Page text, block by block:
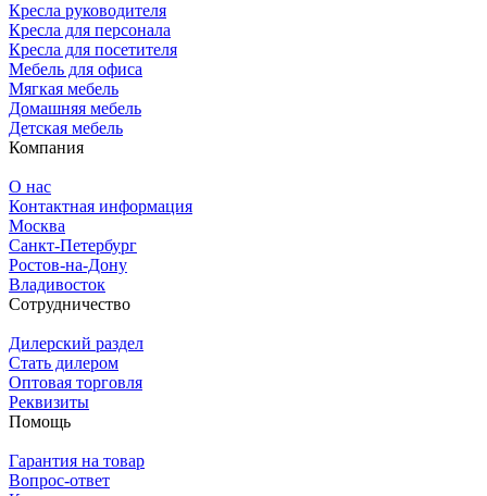
Кресла руководителя
Кресла для персонала
Кресла для посетителя
Мебель для офиса
Мягкая мебель
Домашняя мебель
Детская мебель
Компания
О нас
Контактная информация
Москва
Санкт-Петербург
Ростов-на-Дону
Владивосток
Сотрудничество
Дилерский раздел
Стать дилером
Оптовая торговля
Реквизиты
Помощь
Гарантия на товар
Вопрос-ответ